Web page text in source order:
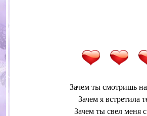
Зачем ты смотришь
Зачем я встретила
Зачем ты свел меня